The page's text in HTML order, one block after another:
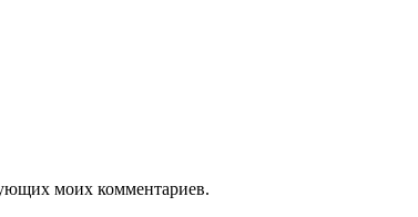
моих комментариев.